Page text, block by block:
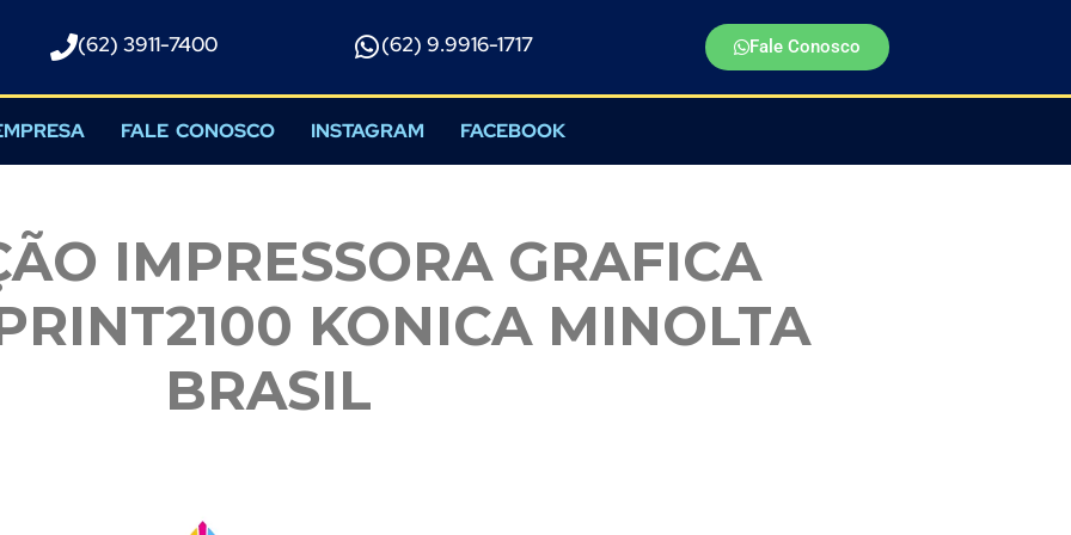
(62) 3911-7400 (62) 9.9916-1717​ Fale Conosco
FALE CONOSCO INSTAGRAM FACEBOOK
IMPRESSORA GRAFICA
KONICA MINOLTA
BRASIL